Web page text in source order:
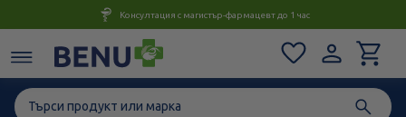
Консултация с магистър-фармацевт до 1 час